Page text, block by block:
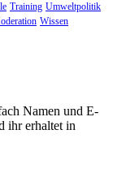
Training Umweltpolitik
Wissen
Namen und E-
ihr erhaltet in